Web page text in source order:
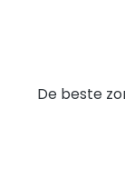
De beste